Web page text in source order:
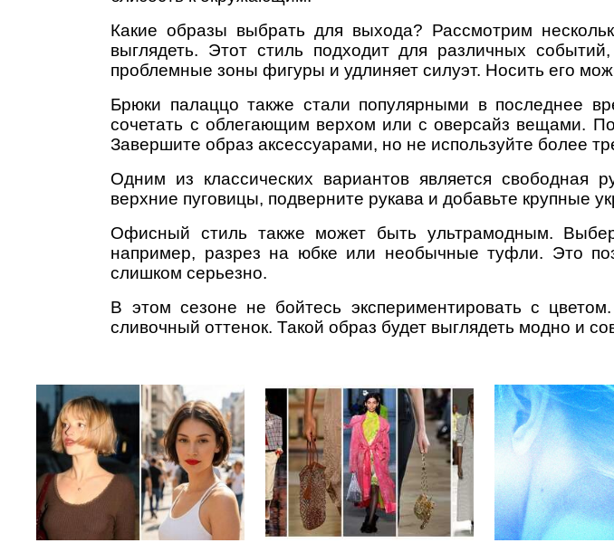
Какие образы выбрать для выхода? Рассмотрим
выглядеть. Этот стиль подходит для различных
проблемные зоны фигуры и удлиняет силуэт. Носить его
Брюки палаццо также стали популярными в последнее
сочетать с облегающим верхом или с оверсайз вещами.
Завершите образ аксессуарами, но не используйте более
Одним из классических вариантов является свободная
верхние пуговицы, подверните рукава и добавьте крупные
Офисный стиль также может быть ультрамодным.
например, разрез на юбке или необычные туфли. Это
слишком серьезно.
В этом сезоне не бойтесь экспериментировать с
сливочный оттенок. Такой образ будет выглядеть модно и